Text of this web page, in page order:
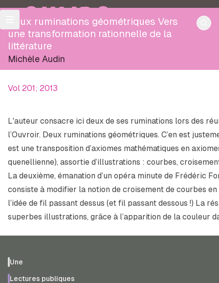
OULIPO
Deux ruminations géométriques Vers
une transformation rationnelle de la
littérature
Michèle Audin
Vol 201; 2013
L'auteur consacre ici deux de ses ruminations lors des
l’Ouvroir. Deux ruminations géométriques. C’en est
est une transposition d’axiomes mathématiques en
quenellienne), assortie d’illustrations : courbes,
La deuxième, émanation d’un opéra minute de Frédéric
consiste à modifier la notion de croisement de courbes
l’idée de fil passant dessus (et fil passant dessous !) La
superbes illustrations, grâce à l’apparition de la couleur
Une
Lectures publiques